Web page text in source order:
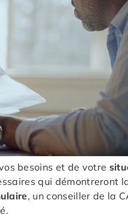
besoins et de votre
qui démontreront
, un conseiller de la